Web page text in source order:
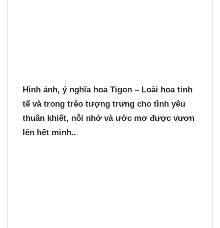
Hình ảnh, ý nghĩa hoa Tigon – Loài hoa tinh
tế và trong trẻo tượng trưng cho tình yêu
thuần khiết, nỗi nhớ và ước mơ được vươn
lên hết mình..